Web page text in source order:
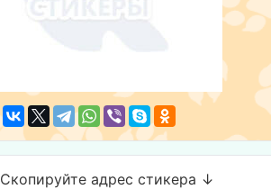
Скопируйте адрес стикера ↓